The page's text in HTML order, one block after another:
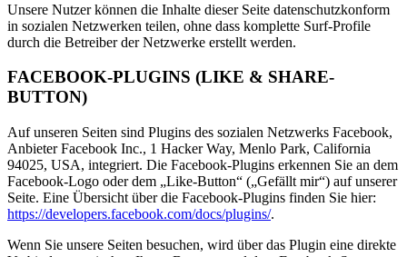
Unsere Nutzer können die Inhalte dieser Seite datenschutzkonform
in sozialen Netzwerken teilen, ohne dass komplette Surf-Profile
durch die Betreiber der Netzwerke erstellt werden.
FACEBOOK-PLUGINS (LIKE & SHARE-
BUTTON)
Auf unseren Seiten sind Plugins des sozialen Netzwerks Facebook,
Anbieter Facebook Inc., 1 Hacker Way, Menlo Park, California
94025, USA, integriert. Die Facebook-Plugins erkennen Sie an dem
Facebook-Logo oder dem „Like-Button“ („Gefällt mir“) auf unserer
Seite. Eine Übersicht über die Facebook-Plugins finden Sie hier:
https://developers.facebook.com/docs/plugins/.
Wenn Sie unsere Seiten besuchen, wird über das Plugin eine direkte